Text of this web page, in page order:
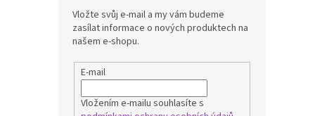
Vložte svůj e-mail a my vám budeme
zasílat informace o nových produktech na
našem e-shopu.
E-mail
Vložením e-mailu souhlasíte s